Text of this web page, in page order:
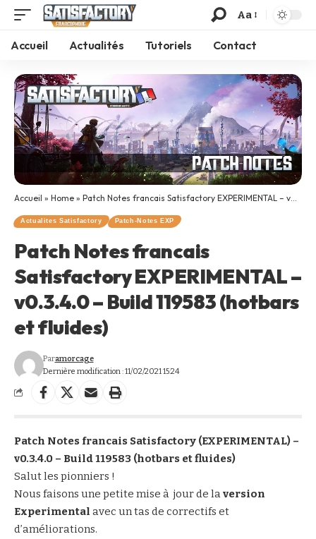
Aa
Accueil Actualités Tutoriels Contact
Accueil » Home » Patch Notes francais Satisfactory EXPERIMENTAL – v0.3.4.0 – Build 119583 (hotbars et fluides)
Actualites Satisfactory Patch-Notes EXP
Patch Notes francais
Satisfactory EXPERIMENTAL –
v0.3.4.0 – Build 119583 (hotbars
et fluides)
Dernière modification : 11/02/2021 15:24
Paramorcage
Patch Notes francais Satisfactory (EXPERIMENTAL) –
v0.3.4.0 – Build 119583 (hotbars et fluides)
Salut les pionniers !
Nous faisons une petite mise à jour de laversion
Experimental avec un tas de correctifs et
d’améliorations.